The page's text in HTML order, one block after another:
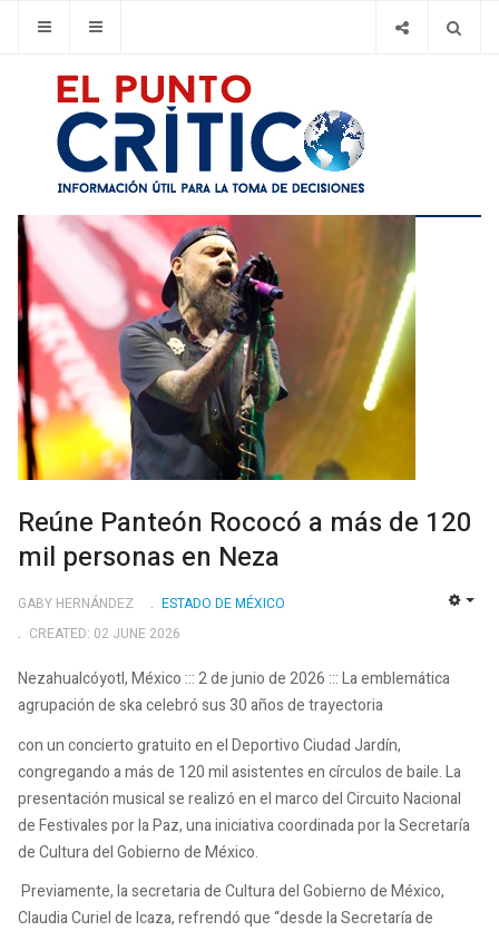
Reúne Panteón Rococó a más de 120
mil personas en Neza
GABY HERNÁNDEZ
ESTADO DE MÉXICO
CREATED: 02 JUNE 2026
Nezahualcóyotl, México ::: 2 de junio de 2026 ::: La emblemática
agrupación de ska celebró sus 30 años de trayectoria
con un concierto gratuito en el Deportivo Ciudad Jardín,
congregando a más de 120 mil asistentes en círculos de baile. La
presentación musical se realizó en el marco del Circuito Nacional
de Festivales por la Paz, una iniciativa coordinada por la Secretaría
de Cultura del Gobierno de México.
Previamente, la secretaria de Cultura del Gobierno de México,
Claudia Curiel de Icaza, refrendó que “desde la Secretaría de